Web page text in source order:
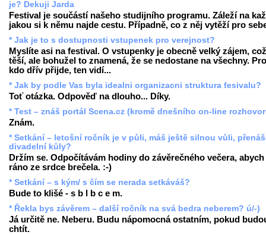
je? Dekuji Jarda
Festival je součástí našeho studijního programu. Záleží na
jakou si k němu najde cestu. Případně, co z něj vytěží pro
* Jak je to s dostupnosti vstupenek pro verejnost?
Myslíte asi na festival. O vstupenky je obecně velký zájem,
těší, ale bohužel to znamená, že se nedostane na všechny.
kdo dřív přijde, ten vidí...
* Jak by podle Vas byla idealni organizacni struktura fesivalu?
Toť otázka. Odpověď na dlouho... Díky.
* Test – znáš portál Scena.cz (kromě dnešního on-line
Znám.
* Setkání – letošní ročník je v půli, máš ještě silnou vůli,
divadelní kůly?
Držím se. Odpočítávám hodiny do závěrečného večera, abych
ráno ze srdce brečela. :-)
* Setkání – s kým/ s čím se nerada setkáváš?
Bude to klišé - s b l b c e m.
* Řekla bys závěrem – další ročník na svá bedra neberem? ú/-)
Já určitě ne. Neberu. Budu nápomocná ostatním, pokud
chtít.